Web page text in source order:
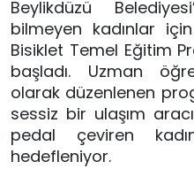
Beylikdüzü
bilmeyen kadınlar
Bisiklet Temel Eğitim
başladı. Uzman
olarak düzenlenen
sessiz bir ulaşım
pedal çeviren kadın
hedefleniyor.